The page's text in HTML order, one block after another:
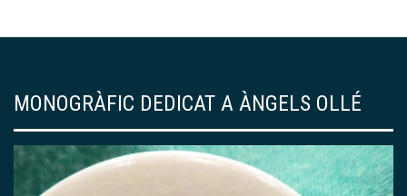
MONOGRÀFIC DEDICAT A ÀNGELS OLLÉ